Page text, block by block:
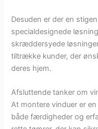
Desuden er der en
specialdesignede
skræddersyede
tiltrække kunder, der
deres hjem.
Afsluttende tanker om
At montere vinduer er
både færdigheder og